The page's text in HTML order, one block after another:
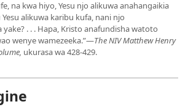
na kwa hiyo, Yesu njo alikuwa anahangaikia
Yesu alikuwa karibu kufa, nani njo
. . . Hapa, Kristo anafundisha watoto
wenye wamezeeka.”​—The NIV Matthew Henry
ukurasa wa 428-429.